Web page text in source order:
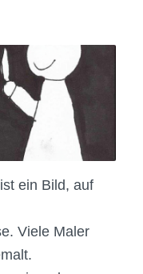
ein Bild, auf
Viele Maler